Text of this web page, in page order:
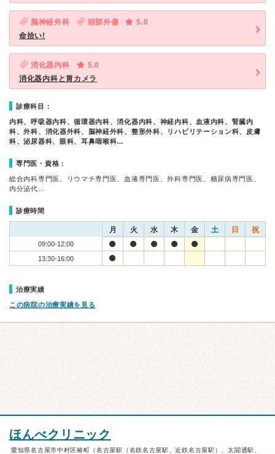
脳神経外科 頭部外傷
5.0
命拾い!
消化器内科
5.0
消化器内科と胃カメラ
診療科目：
内科、呼吸器内科、循環器内科、消化器内科、神経内科、血液内科、腎臓内
科、外科、消化器外科、脳神経外科、整形外科、リハビリテーション科、皮膚
科、泌尿器科、眼科、耳鼻咽喉科…
専門医・資格：
総合内科専門医、リウマチ専門医、血液専門医、外科専門医、糖尿病専門医、
内分泌代…
診療時間
月 火 水 木 金 土 日 祝
09:00-12:00
13:30-16:00
治療実績
この病院の治療実績を見る
ほんべクリニック
愛知県名古屋市中村区椿町（名古屋駅（名鉄名古屋駅、近鉄名古屋駅）、太閤通駅、